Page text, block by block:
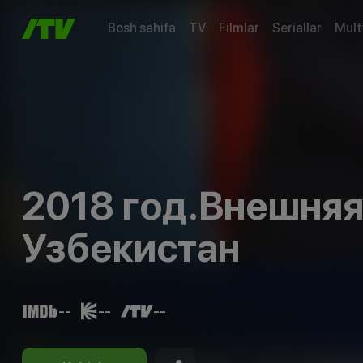
Bosh sahifa TV Filmlar Seriallar
2018
Узбекистан
-- -- --